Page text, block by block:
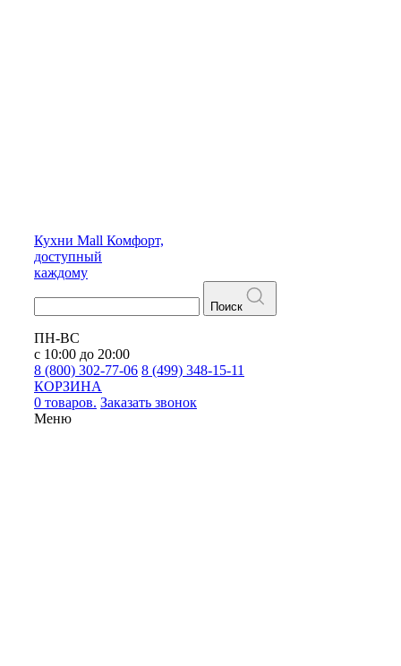
Кухни Mall Комфорт,
доступный
каждому
Поиск
ПН-ВС
с 10:00 до 20:00
8 (800) 302-77-06 8 (499) 348-15-11
КОРЗИНА
0 товаров. Заказать звонок
Меню